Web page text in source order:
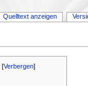
[Verbergen]
Quelltext anzeigen